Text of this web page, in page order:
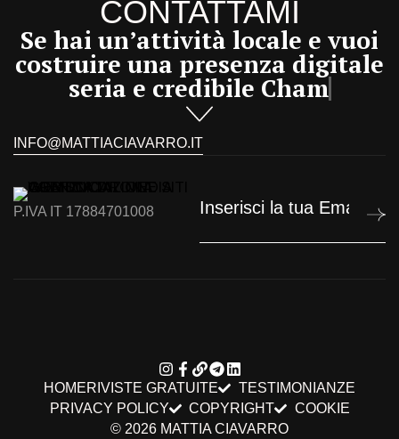
CONTATTAMI
Se hai un’attività locale e vuoi
costruire una presenza digitale
seria e credibileChama
INFO@MATTIACIAVARRO.IT
P.IVA IT 17884701008
© 2026 MATTIA CIAVARRO
HOMERIVISTE GRATUITE
TESTIMONIANZE
PRIVACY POLICY
COPYRIGHT COOKIE